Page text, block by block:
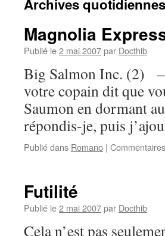
Archives
Magnolia
Publié le2 mai 2007par Docthib
Big Salmon Inc. (2) –
votre copain dit que
Saumon en dormant
répondis-je, puis
Publié dans Romano |
Futilité
Publié le2 mai 2007par Docthib
Cela n’est pas